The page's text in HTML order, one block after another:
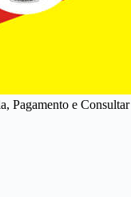
Pagamento e Consultar